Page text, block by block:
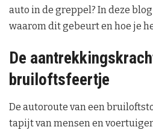
auto in de greppel? In deze
waarom dit gebeurt en hoe je
De
bruiloftsfeertje
De autoroute van een
tapijt van mensen en